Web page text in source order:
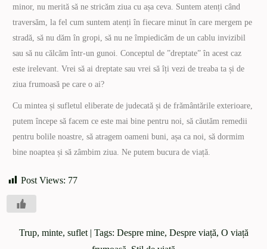
minor, nu merită să ne stricăm ziua cu așa ceva. Suntem atenți când
traversăm, la fel cum suntem atenți în fiecare minut în care mergem pe
stradă, să nu dăm în gropi, să nu ne împiedicăm de un cablu invizibil
sau să nu călcăm într-un gunoi. Conceptul de ”dreptate” în acest caz
este irelevant. Vrei să ai dreptate sau vrei să îți vezi de treaba ta și de
ziua frumoasă pe care o ai?
Cu mintea și sufletul eliberate de judecată și de frământările exterioare,
putem începe să facem ce este mai bine pentru noi, să căutăm remedii
pentru bolile noastre, să atragem oameni buni, așa ca noi, să dormim
bine noaptea și să zâmbim ziua. Ne putem bucura de viață.
Post Views: 77
Trup, minte, suflet| Tags: Despre mine, Despre viață, O viață